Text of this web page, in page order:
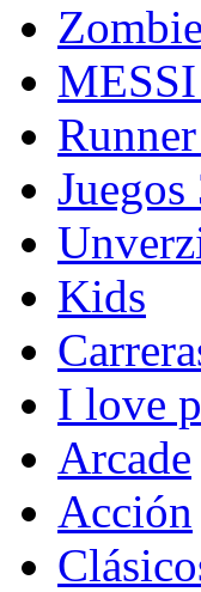
Juegos
Kids
I love
Arcade
Acción